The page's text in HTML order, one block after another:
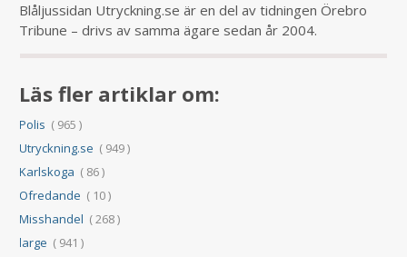
Blåljussidan Utryckning.se är en del av tidningen Örebro
Tribune – drivs av samma ägare sedan år 2004.
Läs fler artiklar om:
Polis ( 965 )
Utryckning.se ( 949 )
Karlskoga ( 86 )
Ofredande ( 10 )
Misshandel ( 268 )
large ( 941 )